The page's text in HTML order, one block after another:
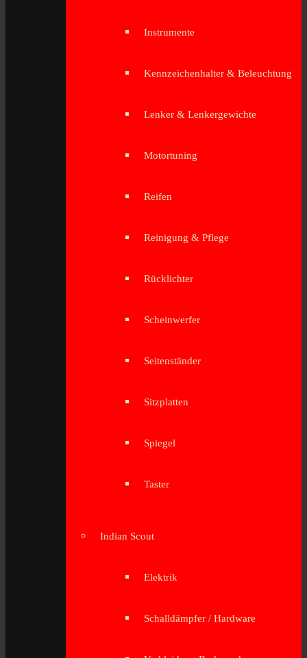
Instrumente
Kennzeichenhalter & Beleuchtung
Lenker & Lenkergewichte
Motortuning
Reifen
Reinigung & Pflege
Rücklichter
Scheinwerfer
Seitenständer
Sitzplatten
Spiegel
Taster
Indian Scout
Elektrik
Schalldämpfer / Hardware